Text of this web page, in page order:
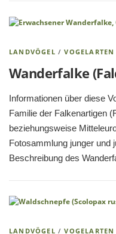
LANDVÖGEL /VOGELARTEN
Wanderfalke
Informationen über diese
Familie der Falkenartigen
beziehungsweise
Fotosammlung junger und
Beschreibung des
LANDVÖGEL /VOGELARTEN